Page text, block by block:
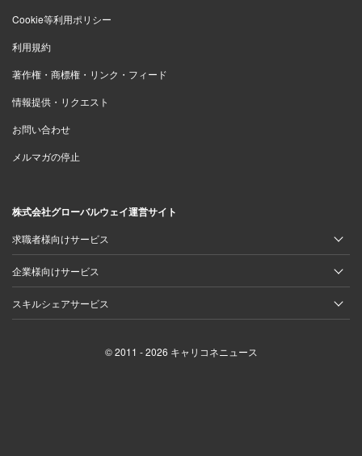
濵田が日本ストライカーと出会ったのは、エージェントか
らの紹介がきっかけでした。
濵田が就職活動を行った2016年は、多くの企業で新卒採
期間が長く、「早く面接を済ませたい」と希望を伝えてエ
ージェントに紹介されたのが、外資系企業で一足早く採用
活動をはじめていた日本ストライカーでした。
就職活動をはじめて以降、様々なメーカーに応募したもの
化に伴い市場が拡大していることや、景気に左右されない
Cookie等利用ポリシー
利用規約
著作権・商標権・リンク・フィード
情報提供・リクエスト
お問い合わせ
メルマガの停止
株式会社グローバルウェイ運営サイト
求職者様向けサービス
企業様向けサービス
スキルシェアサービス
© 2011 - 2026 キャリコネニュース